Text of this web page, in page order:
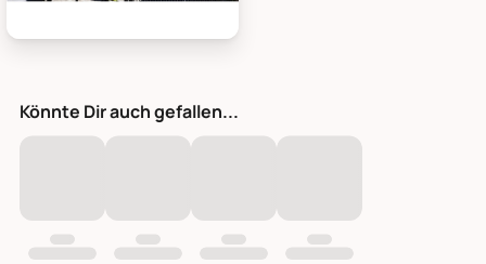
Könnte Dir auch gefallen...